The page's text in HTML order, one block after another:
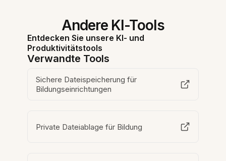
Andere KI-Tools
Entdecken Sie unsere KI- und
Produktivitätstools
Verwandte Tools
Sichere Dateispeicherung für
Bildungseinrichtungen
Private Dateiablage für Bildung